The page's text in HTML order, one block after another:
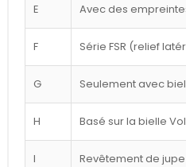
E Avec des
F Série FSR (relief
G Seulement avec
H Basé sur la bielle
I Revêtement de jupe